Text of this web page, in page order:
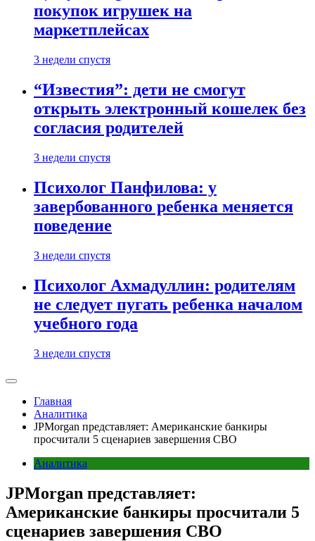
покупок игрушек на
маркетплейсах
3 недели спустя
“Известия”: дети не смогут
открыть электронный кошелек без
согласия родителей
3 недели спустя
Психолог Панфилова: у
завербованного ребенка меняется
поведение
3 недели спустя
Психолог Ахмадуллин: родителям
не следует пугать ребенка началом
учебного года
3 недели спустя
Главная
Аналитика
JPMorgan представляет: Американские банкиры
просчитали 5 сценариев завершения СВО
Аналитика
JPMorgan представляет:
Американские банкиры просчитали 5
сценариев завершения СВО